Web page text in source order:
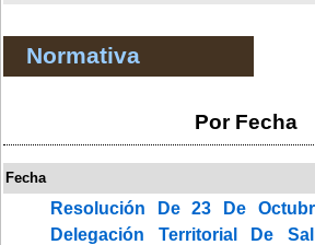
Normativa
Por Fecha
Fecha
Resolución De 23 De
Delegación Territorial De